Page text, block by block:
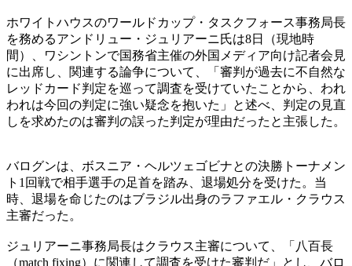
ホワイトハウスのワールドカップ・タスクフォース事務局長
を務めるアンドリュー・ジュリアーニ氏は8日（現地時
間）、ワシントンで国務省主催の外国メディア向け記者会見
に出席し、関連する論争について、「審判が過去に不自然な
レッドカード判定を巡って調査を受けていたことから、われ
われは今回の判定に強い疑念を抱いた」と述べ、判定の見直
しを求めたのは審判の誤った判定が理由だったと主張した。
バログンは、ボスニア・ヘルツェゴビナとの決勝トーナメン
ト1回戦で相手選手の足首を踏み、退場処分を受けた。当
時、退場を命じたのはブラジル出身のラファエル・クラウス
主審だった。
ジュリアーニ事務局長はクラウス主審について、「八百長
（match fixing）に関連して調査を受けた審判だ」とし、バロ